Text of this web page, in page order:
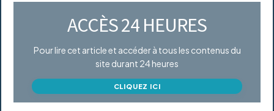
ACCÈS 24 HEURES
Pour lire cet article et accéder à tous les contenus du
site durant 24 heures
CLIQUEZ ICI